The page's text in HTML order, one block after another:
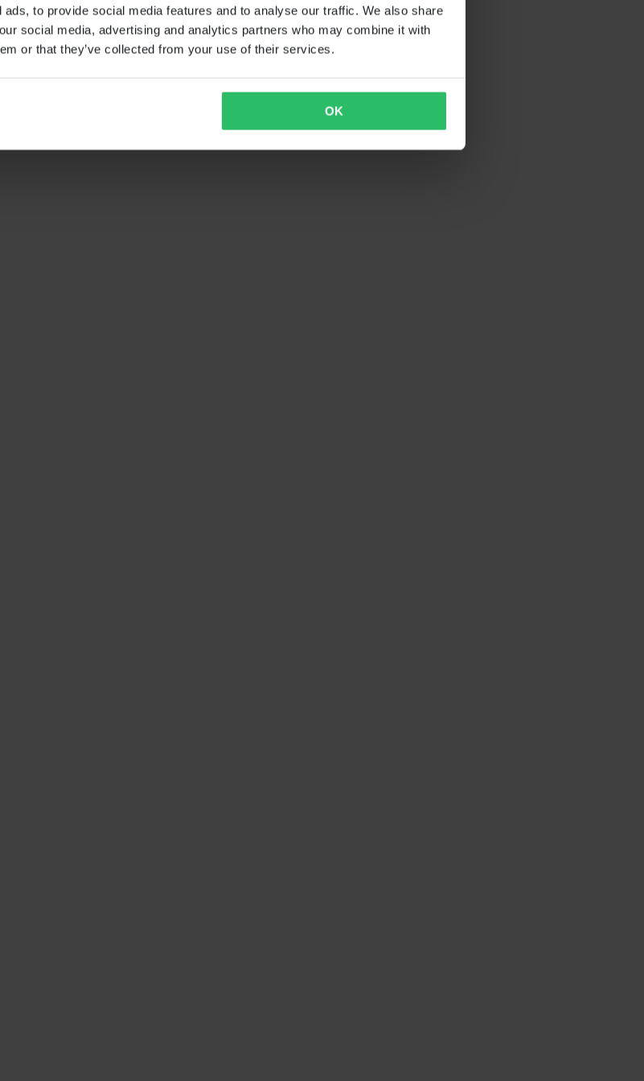
to provide social media features and to analyse our traffic. We also share
social media, advertising and analytics partners who may combine it with
or that they’ve collected from your use of their services.
OK